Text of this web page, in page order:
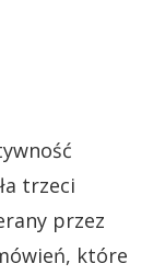
trzeci
przez
które